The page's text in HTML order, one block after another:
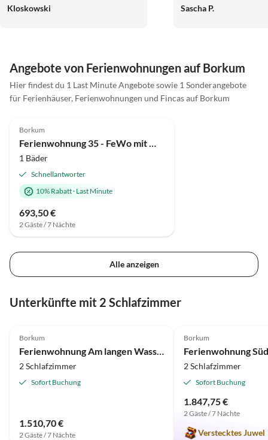
immer gut und dieser ist sehr
Kloskowski Sascha P.
Angebote von Ferienwohnungen auf Borkum
Hier findest du 1 Last Minute Angebote sowie 1 Sonderangebote
für Ferienhäuser, Ferienwohnungen und Fincas auf Borkum
Borkum
1 Bäder
Schnellantworter
10% Rabatt· Last Minute
693,50 €
2 Gäste / 7 Nächte
Alle anzeigen
Unterkünfte mit 2 Schlafzimmer
Borkum
Ferienwohnung Am langen Wasser 12 Feriendomizil "Am langen Wasser" 11
2 Schlafzimmer
Sofort Buchung
1.510,70 €
2 Gäste / 7 Nächte
Borkum
2 Schlafzimmer
Sofort Buchung
1.847,75 €
2 Gäste / 7 Nächte
Verstecktes Juwel